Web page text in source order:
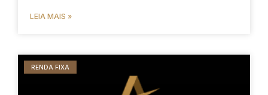
LEIA MAIS »
RENDA FIXA